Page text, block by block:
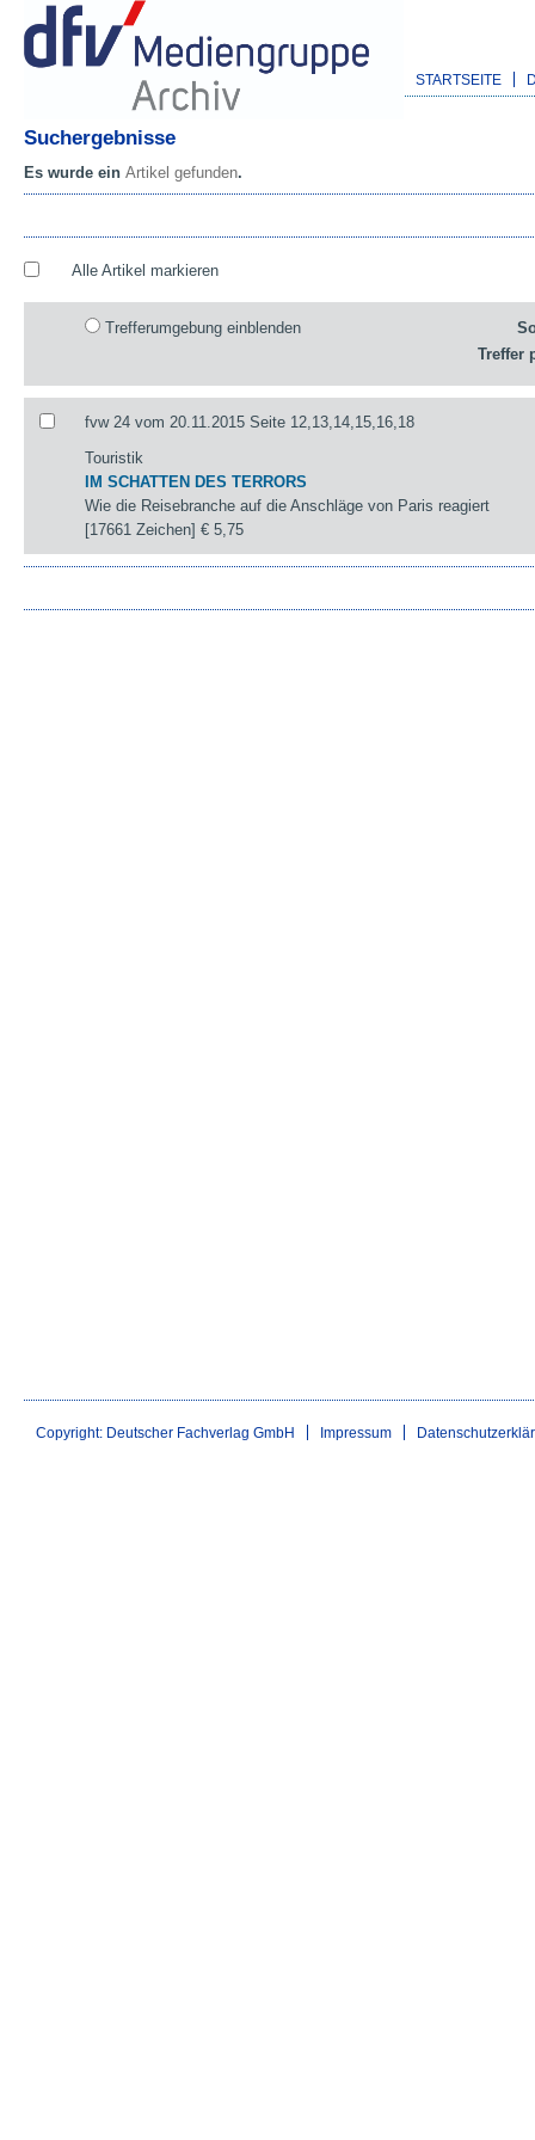
STARTSEITE
Suchergebnisse
Es wurde ein Artikel gefunden.
Alle Artikel markieren
Trefferumgebung einblenden
Treffer
fvw 24 vom 20.11.2015 Seite 12,13,14,15,16,18
Touristik
IM SCHATTEN DES TERRORS
Wie die Reisebranche auf die Anschläge von Paris reagiert
[17661 Zeichen]€ 5,75
Copyright: Deutscher Fachverlag GmbH Impressum